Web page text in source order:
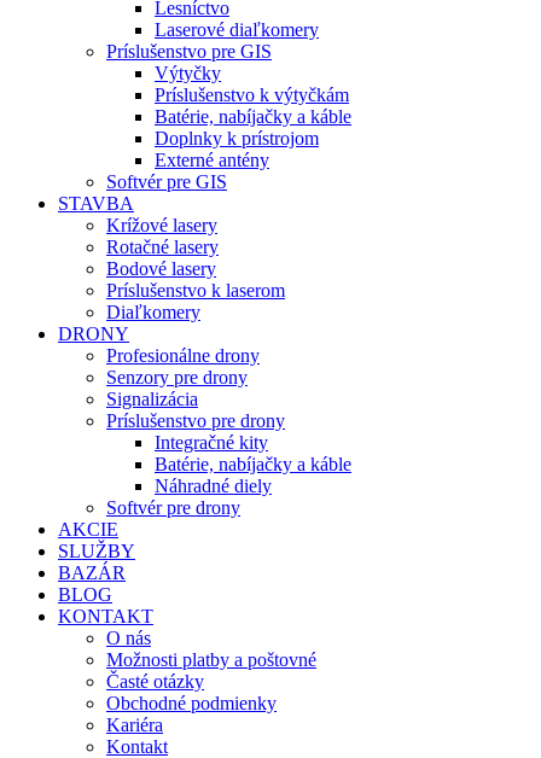
Lesníctvo
Laserové diaľkomery
Príslušenstvo pre GIS
Výtyčky
Príslušenstvo k výtyčkám
Batérie, nabíjačky a káble
Doplnky k prístrojom
Externé antény
Softvér pre GIS
STAVBA
Krížové lasery
Rotačné lasery
Bodové lasery
Príslušenstvo k laserom
Diaľkomery
DRONY
Profesionálne drony
Senzory pre drony
Signalizácia
Príslušenstvo pre drony
Integračné kity
Batérie, nabíjačky a káble
Náhradné diely
Softvér pre drony
AKCIE
SLUŽBY
BAZÁR
BLOG
KONTAKT
O nás
Možnosti platby a poštovné
Časté otázky
Obchodné podmienky
Kariéra
Kontakt